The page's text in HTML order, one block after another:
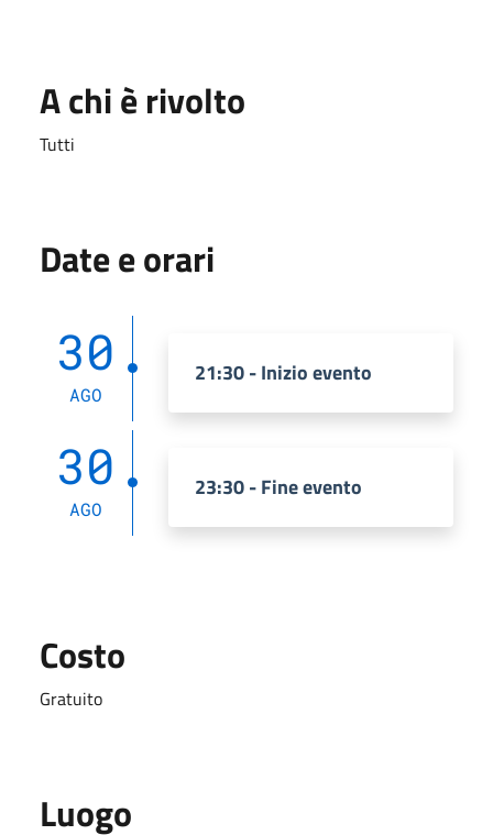
A chi è rivolto
Tutti
Date e orari
30
AGO
21:30 - Inizio evento
30
AGO
23:30 - Fine evento
Costo
Gratuito
Luogo